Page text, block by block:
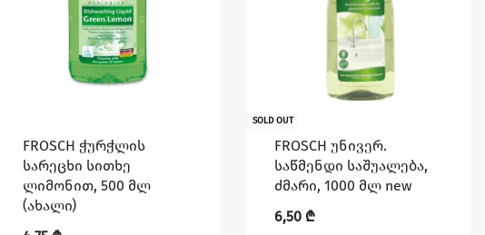
FROSCH ჭურჭლის
სარეცხი სითხე
ლიმონით, 500 მლ
(ახალი)
SOLD OUT
FROSCH უნივერ.
საწმენდი საშუალება,
ძმარი, 1000 მლ new
6,50 ₾